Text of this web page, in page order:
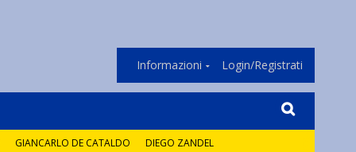
Informazioni Login/Registrati
GIANCARLO DE CATALDO DIEGO ZANDEL